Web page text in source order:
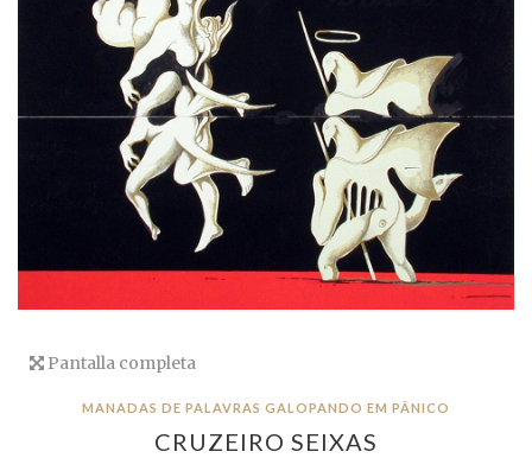
Pantalla completa
MANADAS DE PALAVRAS GALOPANDO EM PÂNICO
CRUZEIRO SEIXAS